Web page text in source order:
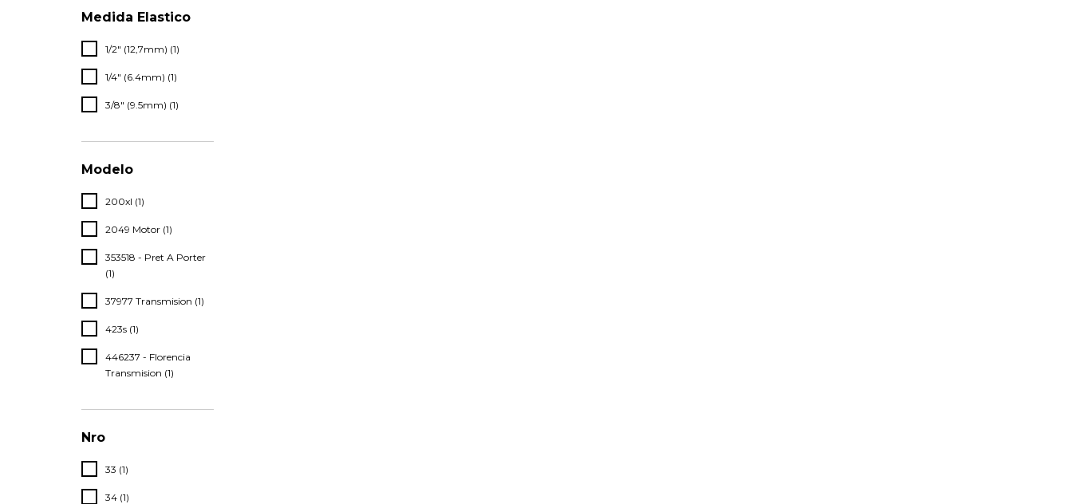
Medida Elastico
1/2" (12,7mm) (1)
1/4" (6.4mm) (1)
3/8" (9.5mm) (1)
Modelo
200xl (1)
2049 Motor (1)
353518 - Pret A Porter
(1)
37977 Transmision (1)
423s (1)
446237 - Florencia
Transmision (1)
Nro
33 (1)
34 (1)